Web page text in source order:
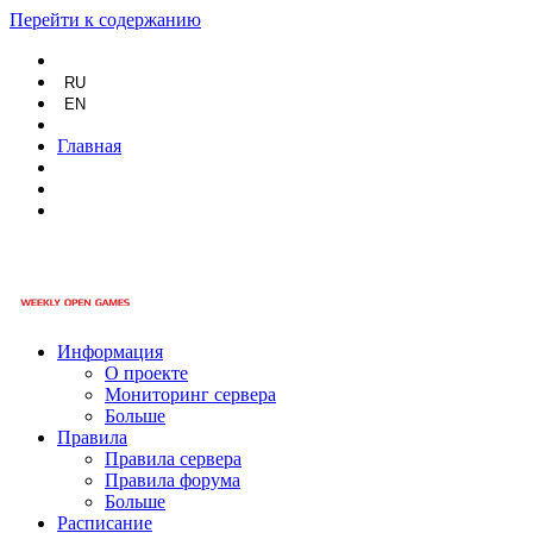
Перейти к содержанию
RU
EN
Главная
Информация
О проекте
Мониторинг сервера
Больше
Правила
Правила сервера
Правила форума
Больше
Расписание